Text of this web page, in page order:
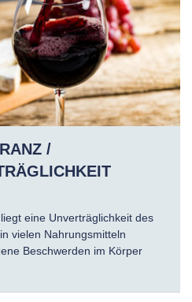
/
eine Unverträglichkeit des
vielen Nahrungsmitteln
Beschwerden im Körper